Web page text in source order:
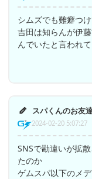
シムズでも難癖つ
吉田は知らんが伊
んでいたと言われ
スパくんのお友
2024-02-20 5:07:27
SNSで勘違いが拡
たのか
ゲムスパ以下のメ